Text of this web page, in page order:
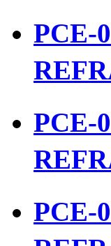
PCE-
PCE-
PCE-